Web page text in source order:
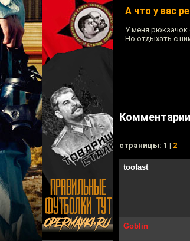
А что у вас
У меня рюкзачок
Но отдыхать с
Комментарии
cтраницы: 1 | 2
toofast
Goblin